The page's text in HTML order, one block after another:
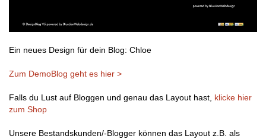
Ein neues Design für dein Blog: Chloe
Zum DemoBlog geht es hier >
Falls du Lust auf Bloggen und genau das Layout hast, klicke hier
zum Shop
Unsere Bestandskunden/-Blogger können das Layout z.B. als